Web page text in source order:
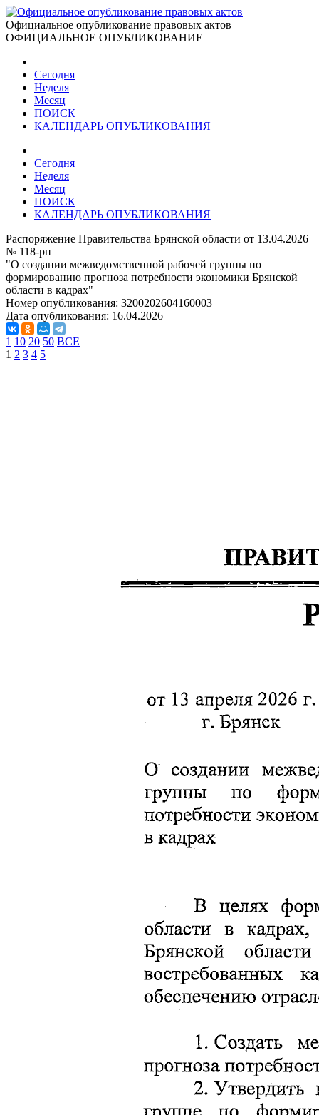
Официальное опубликование правовых актов
ОФИЦИАЛЬНОЕ ОПУБЛИКОВАНИЕ
Сегодня
Неделя
Месяц
ПОИСК
КАЛЕНДАРЬ ОПУБЛИКОВАНИЯ
Сегодня
Неделя
Месяц
ПОИСК
КАЛЕНДАРЬ ОПУБЛИКОВАНИЯ
Распоряжение Правительства Брянской области от 13.04.2026
№ 118-рп
"О создании межведомственной рабочей группы по
формированию прогноза потребности экономики Брянской
области в кадрах"
Номер опубликования: 3200202604160003
Дата опубликования: 16.04.2026
1 10 20 50 ВСЕ
1 2 3 4 5